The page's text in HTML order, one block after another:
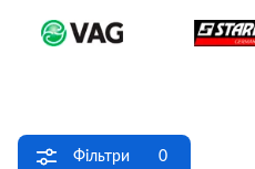
Фільтри 0